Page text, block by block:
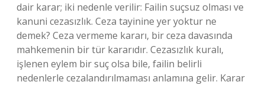
dair karar; iki nedenle verilir: Failin suçsuz olması ve
kanuni cezasızlık. Ceza tayinine yer yoktur ne
demek? Ceza vermeme kararı, bir ceza davasında
mahkemenin bir tür kararıdır. Cezasızlık kuralı,
işlenen eylem bir suç olsa bile, failin belirli
nedenlerle cezalandırılmaması anlamına gelir. Karar